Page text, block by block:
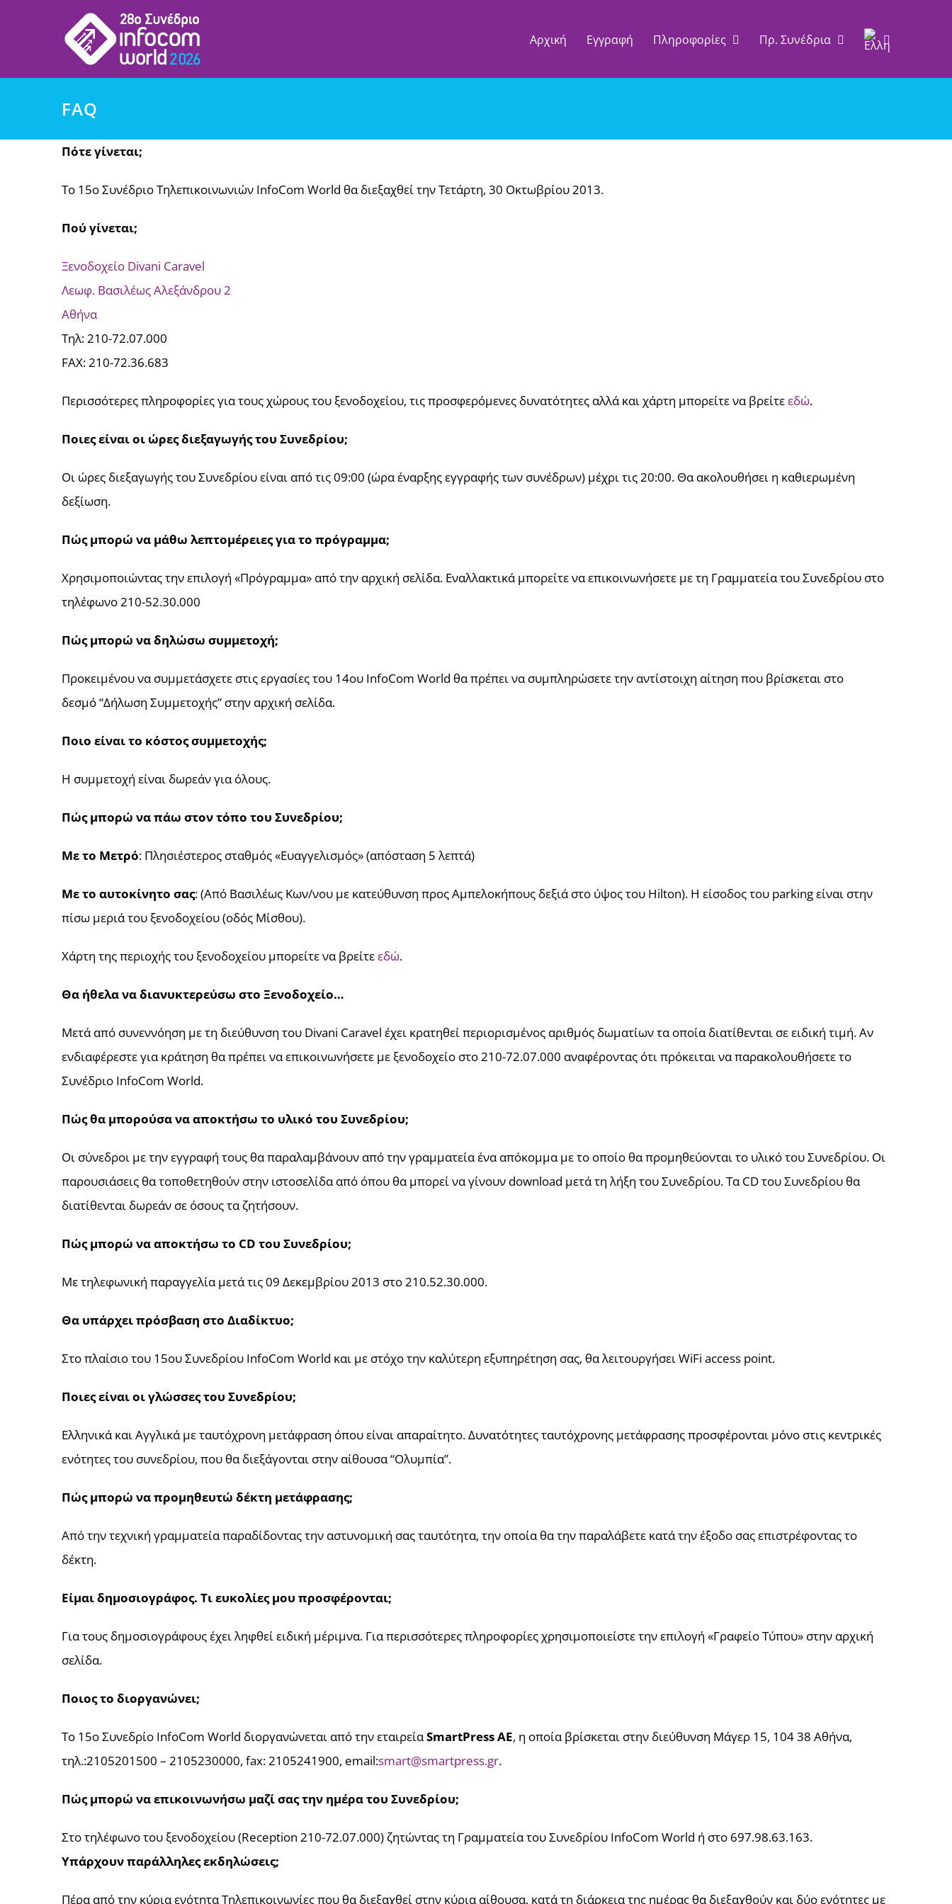
Αρχική Εγγραφή Πληροφορίες Πρ. Συνέδρια
FAQ
Πότε γίνεται;
Το 15o Συνέδριο Τηλεπικοινωνιών InfoCom World θα διεξαχθεί την Τετάρτη, 30 Οκτωβρίου 2013.
Πού γίνεται;
Ξενοδοχείο Divani Caravel
Λεωφ. Βασιλέως Αλεξάνδρου 2
Αθήνα
Τηλ: 210-72.07.000
FAX: 210-72.36.683
Περισσότερες πληροφορίες για τους χώρους του ξενοδοχείου, τις προσφερόμενες δυνατότητες αλλά και χάρτη μπορείτε να βρείτεεδώ.
Ποιες είναι οι ώρες διεξαγωγής του Συνεδρίου;
Οι ώρες διεξαγωγής του Συνεδρίου είναι από τις 09:00 (ώρα έναρξης εγγραφής των συνέδρων) μέχρι τις 20:00. Θα ακολουθήσει η καθιερωμένη
δεξίωση.
Πώς μπορώ να μάθω λεπτομέρειες για το πρόγραμμα;
Χρησιμοποιώντας την επιλογή «Πρόγραμμα» από την αρχική σελίδα. Εναλλακτικά μπορείτε να επικοινωνήσετε με τη Γραμματεία του Συνεδρίου στο
τηλέφωνο 210-52.30.000
Πώς μπορώ να δηλώσω συμμετοχή;
Προκειμένου να συμμετάσχετε στις εργασίες του 14ου InfoCom World θα πρέπει να συμπληρώσετε την αντίστοιχη αίτηση που βρίσκεται στο
δεσμό “Δήλωση Συμμετοχής” στην αρχική σελίδα.
Ποιο είναι το κόστος συμμετοχής;
Η συμμετοχή είναι δωρεάν για όλους.
Πώς μπορώ να πάω στον τόπο του Συνεδρίου;
Με το Μετρό: Πλησιέστερος σταθμός «Ευαγγελισμός» (απόσταση 5 λεπτά)
Με το αυτοκίνητο σας: (Από Βασιλέως Κων/νου με κατεύθυνση προς Αμπελοκήπους δεξιά στο ύψος του Hilton). Η είσοδος του parking είναι στην
πίσω μεριά του ξενοδοχείου (οδός Μίσθου).
Χάρτη της περιοχής του ξενοδοχείου μπορείτε να βρείτεεδώ.
Θα ήθελα να διανυκτερεύσω στο Ξενοδοχείο…
Μετά από συνεννόηση με τη διεύθυνση του Divani Caravel έχει κρατηθεί περιορισμένος αριθμός δωματίων τα οποία διατίθενται σε ειδική τιμή. Αν
ενδιαφέρεστε για κράτηση θα πρέπει να επικοινωνήσετε με ξενοδοχείο στο 210-72.07.000 αναφέροντας ότι πρόκειται να παρακολουθήσετε το
Συνέδριο InfoCom World.
Πώς θα μπορούσα να αποκτήσω το υλικό του Συνεδρίου;
Οι σύνεδροι με την εγγραφή τους θα παραλαμβάνουν από την γραμματεία ένα απόκομμα με το οποίο θα προμηθεύονται το υλικό του Συνεδρίου. Οι
παρουσιάσεις θα τοποθετηθούν στην ιστοσελίδα από όπου θα μπορεί να γίνουν download μετά τη λήξη του Συνεδρίου. Τα CD του Συνεδρίου θα
διατίθενται δωρεάν σε όσους τα ζητήσουν.
Πώς μπορώ να αποκτήσω το CD του Συνεδρίου;
Με τηλεφωνική παραγγελία μετά τις 09 Δεκεμβρίου 2013 στο 210.52.30.000.
Θα υπάρχει πρόσβαση στο Διαδίκτυο;
Στο πλαίσιο του 15ου Συνεδρίου InfoCom World και με στόχο την καλύτερη εξυπηρέτηση σας, θα λειτουργήσει WiFi access point.
Ποιες είναι οι γλώσσες του Συνεδρίου;
Ελληνικά και Αγγλικά με ταυτόχρονη μετάφραση όπου είναι απαραίτητο. Δυνατότητες ταυτόχρονης μετάφρασης προσφέρονται μόνο στις κεντρικές
ενότητες του συνεδρίου, που θα διεξάγονται στην αίθουσα “Ολυμπία”.
Πώς μπορώ να προμηθευτώ δέκτη μετάφρασης;
Από την τεχνική γραμματεία παραδίδοντας την αστυνομική σας ταυτότητα, την οποία θα την παραλάβετε κατά την έξοδο σας επιστρέφοντας το
δέκτη.
Είμαι δημοσιογράφος. Τι ευκολίες μου προσφέρονται;
Για τους δημοσιογράφους έχει ληφθεί ειδική μέριμνα. Για περισσότερες πληροφορίες χρησιμοποιείστε την επιλογή «Γραφείο Τύπου» στην αρχική
σελίδα.
Ποιος το διοργανώνει;
Το 15ο Συνεδρίο InfoCom World διοργανώνεται από την εταιρείαSmartPress AE, η οποία βρίσκεται στην διεύθυνση Μάγερ 15, 104 38 Αθήνα,
τηλ.:2105201500 – 2105230000, fax: 2105241900, email:smart@smartpress.gr.
Πώς μπορώ να επικοινωνήσω μαζί σας την ημέρα του Συνεδρίου;
Στο τηλέφωνο του ξενοδοχείου (Reception 210-72.07.000) ζητώντας τη Γραμματεία του Συνεδρίου InfoCom World ή στο 697.98.63.163.
Υπάρχουν παράλληλες εκδηλώσεις;
Πέρα από την κύρια ενότητα Τηλεπικοινωνίες που θα διεξαχθεί στην κύρια αίθουσα, κατά τη διάρκεια της ημέρας θα διεξαχθούν και δύο ενότητες με